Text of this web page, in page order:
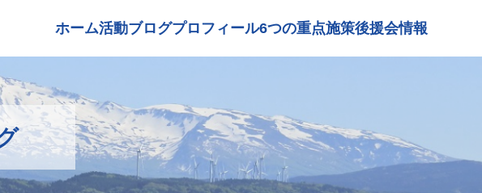
ホーム活動ブログプロフィール6つの重点施策後援会情報